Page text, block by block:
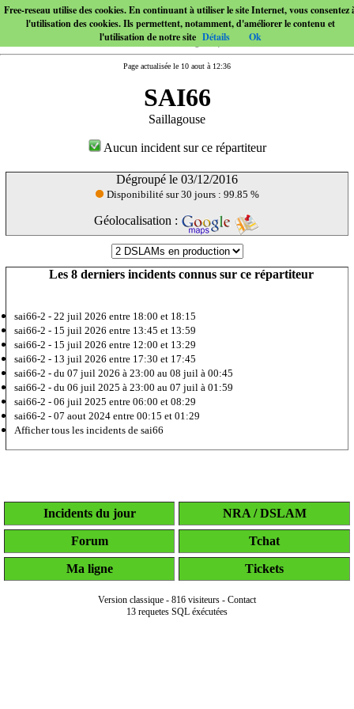
Page actualisée le 10 aout à 12:36
SAI66
Saillagouse
Aucun incident sur ce répartiteur
Dégroupé le 03/12/2016
Disponibilité sur 30 jours : 99.85 %
Géolocalisation :
Les 8 derniers incidents connus sur ce répartiteur
sai66-2 - 22 juil 2026 entre 18:00 et 18:15
sai66-2 - 15 juil 2026 entre 13:45 et 13:59
sai66-2 - 15 juil 2026 entre 12:00 et 13:29
sai66-2 - 13 juil 2026 entre 17:30 et 17:45
sai66-2 - du 07 juil 2026 à 23:00 au 08 juil à 00:45
sai66-2 - du 06 juil 2025 à 23:00 au 07 juil à 01:59
sai66-2 - 06 juil 2025 entre 06:00 et 08:29
sai66-2 - 07 aout 2024 entre 00:15 et 01:29
Afficher tous les incidents de sai66
Incidents du jour NRA / DSLAM
Forum Tchat
Ma ligne Tickets
Version classique - 816 visiteurs - Contact
13 requetes SQL éxécutées
Free-reseau utilise des cookies. En continuant à utiliser le site Internet, vous consentez
l'utilisation des cookies. Ils permettent, notamment, d'améliorer le contenu et
l'utilisation de notre site Détails Ok